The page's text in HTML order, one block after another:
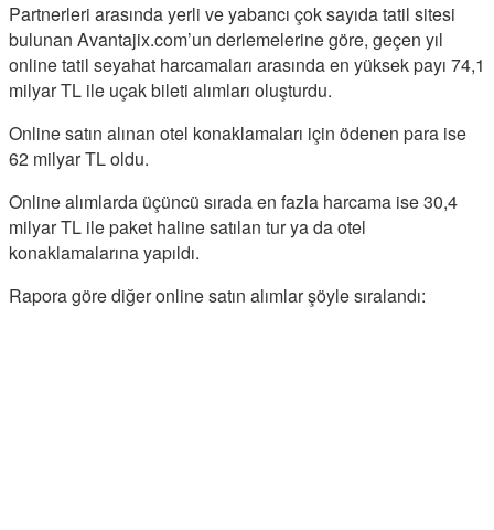
Partnerleri arasında yerli ve yabancı çok sayıda tatil sitesi
bulunan Avantajix.com’un derlemelerine göre, geçen yıl
online tatil seyahat harcamaları arasında en yüksek payı 74,1
milyar TL ile uçak bileti alımları oluşturdu.
Online satın alınan otel konaklamaları için ödenen para ise
62 milyar TL oldu.
Online alımlarda üçüncü sırada en fazla harcama ise 30,4
milyar TL ile paket haline satılan tur ya da otel
konaklamalarına yapıldı.
Rapora göre diğer online satın alımlar şöyle sıralandı: